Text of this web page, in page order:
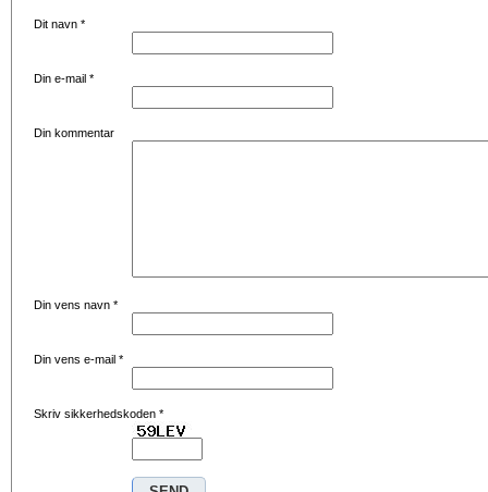
Dit navn *
Din e-mail *
Din kommentar
Din vens navn *
Din vens e-mail *
Skriv sikkerhedskoden *